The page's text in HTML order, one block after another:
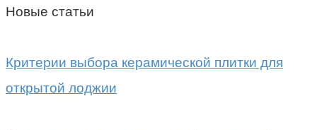
Новые статьи
Критерии выбора керамической плитки для
открытой лоджии